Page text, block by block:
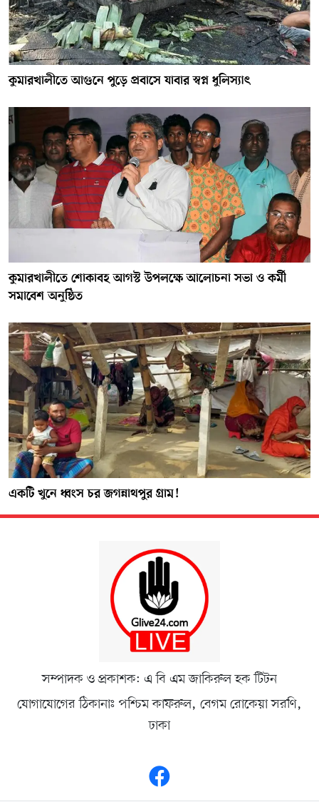
কুমারখালীতে আগুনে পুড়ে প্রবাসে যাবার স্বপ্ন ধুলিস্যাৎ
কুমারখালীতে শোকাবহ আগস্ট উপলক্ষে আলোচনা সভা ও কর্মী
সমাবেশ অনুষ্ঠিত
একটি খুনে ধ্বংস চর জগন্নাথপুর গ্রাম!
সম্পাদক ও প্রকাশক: এ বি এম জাকিরুল হক টিটন
যোগাযোগের ঠিকানাঃ পশ্চিম কাফরুল, বেগম রোকেয়া সরণি,
ঢাকা